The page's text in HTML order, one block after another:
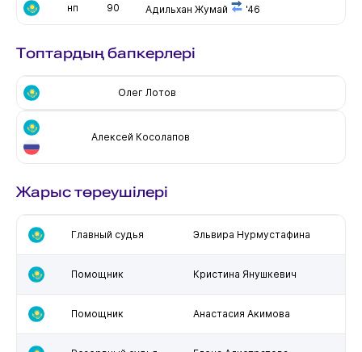
нп 90 Адильхан Жумай '46
Топтардың бапкерлері
Олег Лотов
Алексей Косолапов
Жарыс төреушілері
Главный судья Эльвира Нурмустафина
Помощник Кристина Янушкевич
Помощник Анастасия Акимова